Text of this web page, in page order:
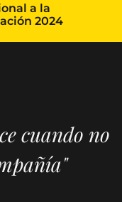
a la
2024
cuando no